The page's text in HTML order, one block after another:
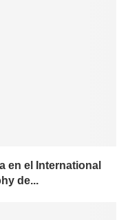
en el International
de...